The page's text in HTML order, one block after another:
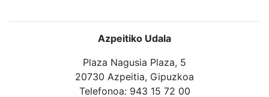
Azpeitiko Udala
Plaza Nagusia Plaza, 5
20730 Azpeitia, Gipuzkoa
Telefonoa: 943 15 72 00